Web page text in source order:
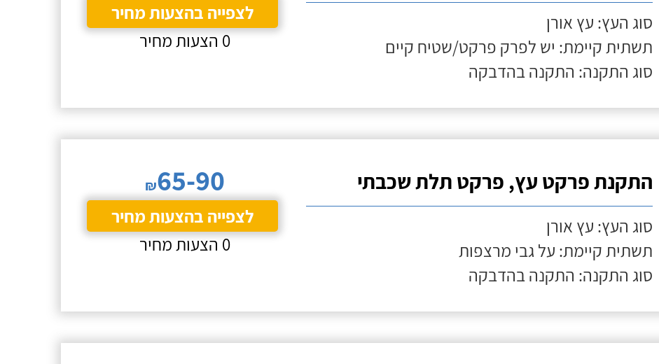
סוג העץ: עץ אורן
תשתית קיימת: יש לפרק פרקט/שטיח קיים
סוג התקנה: התקנה בהדבקה
לצפייה בהצעות מחיר
0 הצעות מחיר
התקנת פרקט עץ, פרקט תלת שכבתי
סוג העץ: עץ אורן
תשתית קיימת: על גבי מרצפות
סוג התקנה: התקנה בהדבקה
₪65-90
לצפייה בהצעות מחיר
0 הצעות מחיר